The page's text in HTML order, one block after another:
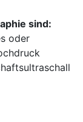
sind:
oder